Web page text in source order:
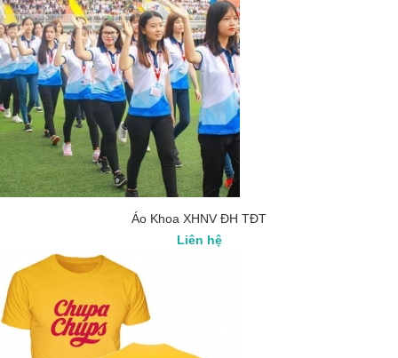
Áo Khoa XHNV ĐH TĐT
Liên hệ